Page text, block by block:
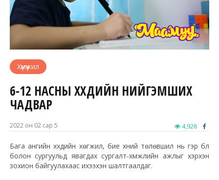
Хүмүүжил
6-12 НАСНЫ ХҮҮХДИЙН НИЙГЭМШИХ
ЧАДВАР
2022 он 02 сар 5 4,928
Бага ангийн хүүхдийн хөгжил, бие хүний төлөвшил нь гэр бүл
болон сургуульд явагдах сургалт-хүмүүжлийн ажлыг хэрхэн
зохион байгуулахаас ихээхэн шалтгаалдаг.